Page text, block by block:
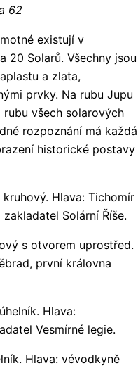
62
existují v
20 Solarů. Všechny jsou
a zlata,
prvky. Na rubu Jupu
všech solarových
rozpoznání má každá
historické postavy
Hlava: Tichomír
Solární Říše.
s otvorem uprostřed.
první královna
Hlava:
Vesmírné legie.
Hlava: vévodkyně